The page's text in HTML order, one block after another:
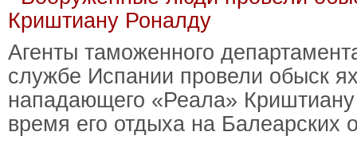
Агенты таможенного
службе Испании провели обыск
нападающего «Реала»
время его отдыха на Балеарских